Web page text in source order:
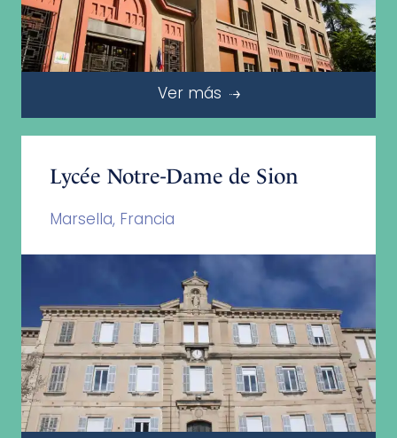
Ver más
Lycée Notre-Dame de Sion
Marsella, Francia